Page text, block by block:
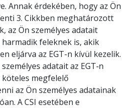
Annak érdekében, hogy az Ön
3. Cikkben meghatározott
az Ön személyes adatait
feleknek is, akik
eljárva az EGT-n kívül kezelik.
adatait az EGT‑n
megfelelő
az Ön személyes adatainak
A CSI esetében e